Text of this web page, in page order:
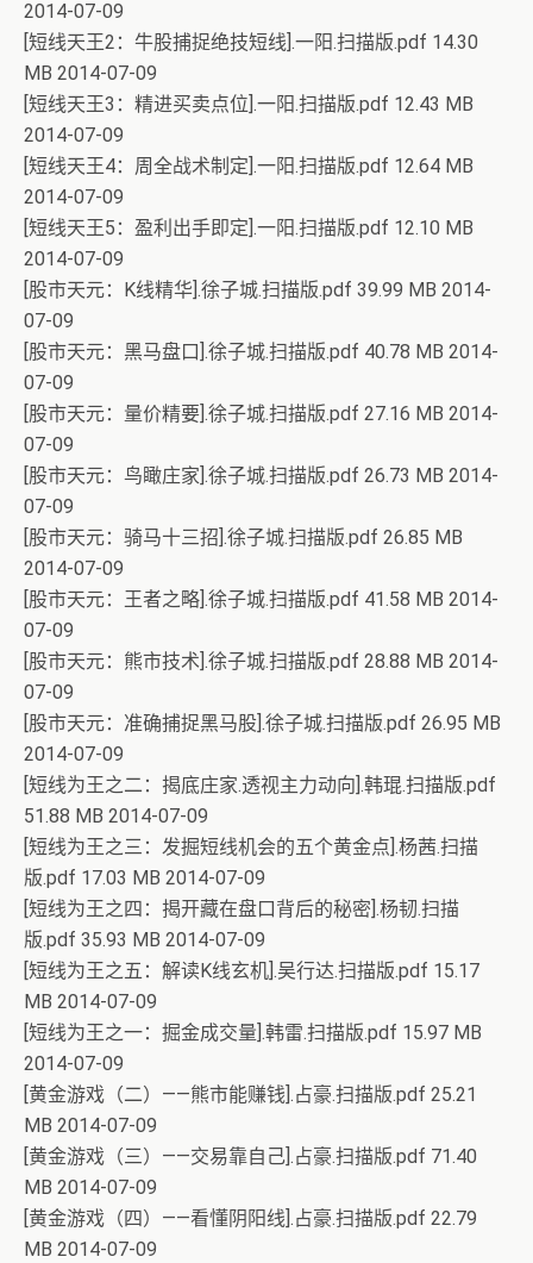
2014-07-09
[短线天王2：牛股捕捉绝技短线].一阳.扫描版.pdf 14.30
MB 2014-07-09
[短线天王3：精进买卖点位].一阳.扫描版.pdf 12.43 MB
2014-07-09
[短线天王4：周全战术制定].一阳.扫描版.pdf 12.64 MB
2014-07-09
[短线天王5：盈利出手即定].一阳.扫描版.pdf 12.10 MB
2014-07-09
[股市天元：K线精华].徐子城.扫描版.pdf 39.99 MB 2014-
07-09
[股市天元：黑马盘口].徐子城.扫描版.pdf 40.78 MB 2014-
07-09
[股市天元：量价精要].徐子城.扫描版.pdf 27.16 MB 2014-
07-09
[股市天元：鸟瞰庄家].徐子城.扫描版.pdf 26.73 MB 2014-
07-09
[股市天元：骑马十三招].徐子城.扫描版.pdf 26.85 MB
2014-07-09
[股市天元：王者之略].徐子城.扫描版.pdf 41.58 MB 2014-
07-09
[股市天元：熊市技术].徐子城.扫描版.pdf 28.88 MB 2014-
07-09
[股市天元：准确捕捉黑马股].徐子城.扫描版.pdf 26.95 MB
2014-07-09
[短线为王之二：揭底庄家.透视主力动向].韩琨.扫描版.pdf
51.88 MB 2014-07-09
[短线为王之三：发掘短线机会的五个黄金点].杨茜.扫描
版.pdf 17.03 MB 2014-07-09
[短线为王之四：揭开藏在盘口背后的秘密].杨韧.扫描
版.pdf 35.93 MB 2014-07-09
[短线为王之五：解读K线玄机].吴行达.扫描版.pdf 15.17
MB 2014-07-09
[短线为王之一：掘金成交量].韩雷.扫描版.pdf 15.97 MB
2014-07-09
[黄金游戏（二）——熊市能赚钱].占豪.扫描版.pdf 25.21
MB 2014-07-09
[黄金游戏（三）——交易靠自己].占豪.扫描版.pdf 71.40
MB 2014-07-09
[黄金游戏（四）——看懂阴阳线].占豪.扫描版.pdf 22.79
MB 2014-07-09